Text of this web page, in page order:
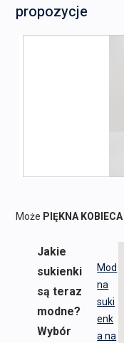
propozycje
Może PIĘKNA KOBIECA
Mod
na
suki
enk
a na
Jakie
sukienki
są teraz
modne?
Wybór